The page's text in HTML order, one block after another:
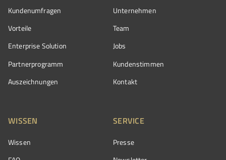
Kundenumfragen
Vorteile
Enterprise Solution
Partnerprogramm
Auszeichnungen
Unternehmen
Team
Jobs
Kundenstimmen
Kontakt
WISSEN
Wissen
SERVICE
Presse